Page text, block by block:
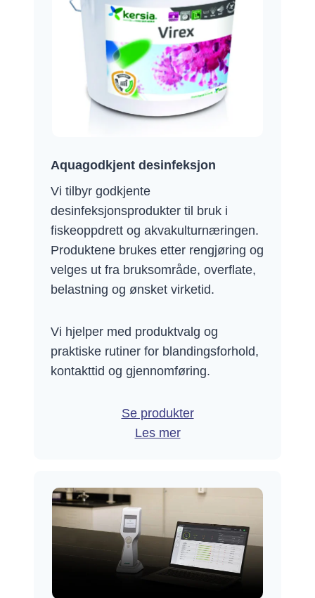
Aquagodkjent desinfeksjon
Vi tilbyr godkjente
desinfeksjonsprodukter til bruk i
fiskeoppdrett og akvakulturnæringen.
Produktene brukes etter rengjøring og
velges ut fra bruksområde, overflate,
belastning og ønsket virketid.
Vi hjelper med produktvalg og
praktiske rutiner for blandingsforhold,
kontakttid og gjennomføring.
Se produkter
Les mer